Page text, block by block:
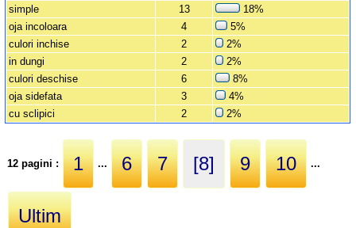
simple
13
18%
oja incoloara
4
5%
culori inchise
2
2%
in dungi
2
2%
culori deschise
6
8%
oja sidefata
3
4%
cu sclipici
2 2%
12 pagini : 1 ... 6 7 [8] 9 10 ...
Ultim